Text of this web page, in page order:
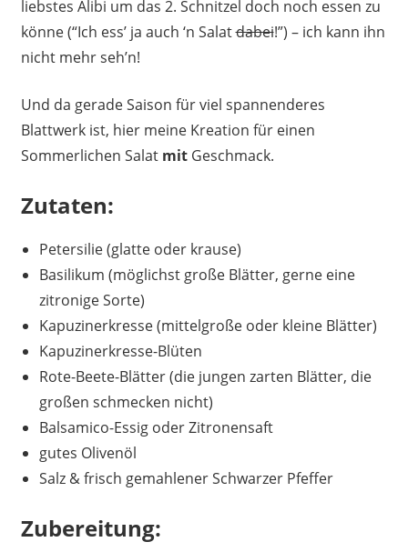
liebstes Alibi um das 2. Schnitzel doch noch essen zu
könne (“Ich ess’ ja auch ‘n Salatdabei!”) – ich kann ihn
nicht mehr seh’n!
Und da gerade Saison für viel spannenderes
Blattwerk ist, hier meine Kreation für einen
Sommerlichen Salat mitGeschmack.
Zutaten:
Petersilie (glatte oder krause)
Basilikum (möglichst große Blätter, gerne eine
zitronige Sorte)
Kapuzinerkresse (mittelgroße oder kleine Blätter)
Kapuzinerkresse-Blüten
Rote-Beete-Blätter (die jungen zarten Blätter, die
großen schmecken nicht)
Balsamico-Essig oder Zitronensaft
gutes Olivenöl
Salz & frisch gemahlener Schwarzer Pfeffer
Zubereitung: